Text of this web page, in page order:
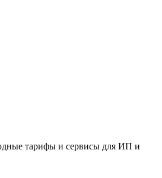
тарифы и сервисы для ИП и